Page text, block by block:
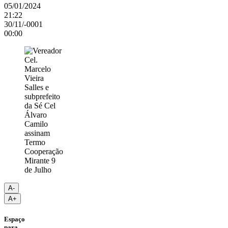
05/01/2024
21:22
30/11/-0001
00:00
A-
A+
Espaço